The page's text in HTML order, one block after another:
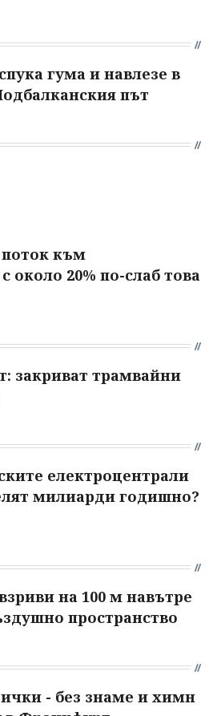
гума и навлезе в
път
към
около 20% по-слаб това
закриват трамвайни
електроцентрали
милиарди годишно?
на 100 м навътре
пространство
- без знаме и химн